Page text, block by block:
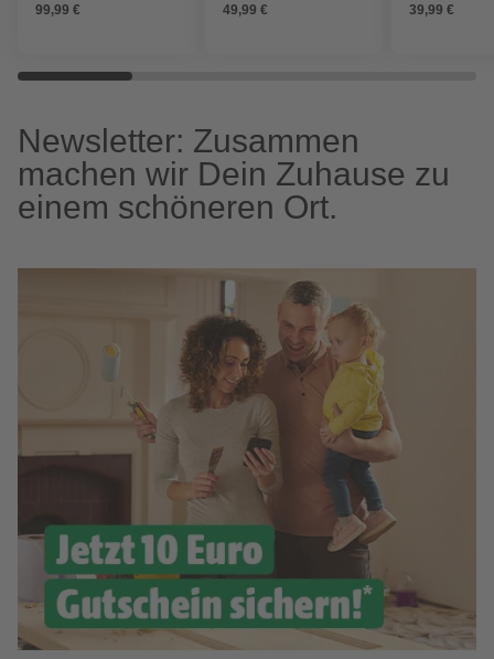
99,99 €
49,99 €
39,99 €
Newsletter: Zusammen
machen wir Dein Zuhause zu
einem schöneren Ort.